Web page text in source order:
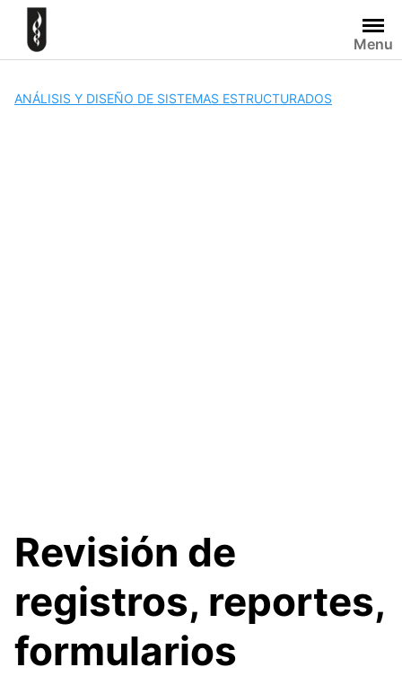
Skip
content
Menu
ANÁLISIS Y DISEÑO DE SISTEMAS ESTRUCTURADOS
Revisión de
registros, reportes,
formularios